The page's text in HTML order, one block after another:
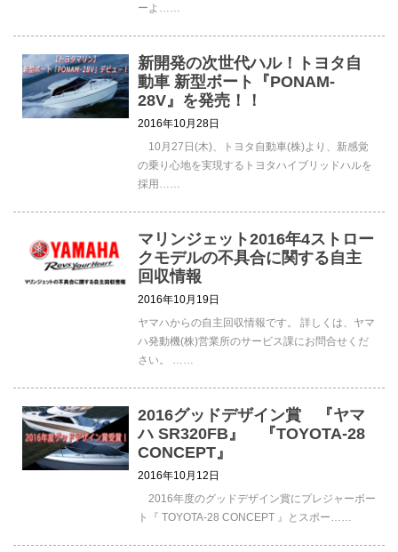
ーよ……
新開発の次世代ハル！トヨタ自
動車 新型ボート『PONAM-
28V』を発売！！
2016年10月28日
10月27日(木)、トヨタ自動車(株)より、新感覚
の乗り心地を実現するトヨタハイブリッドハルを
採用……
マリンジェット2016年4ストロー
クモデルの不具合に関する自主
回収情報
2016年10月19日
ヤマハからの自主回収情報です。 詳しくは、ヤマ
ハ発動機(株)営業所のサービス課にお問合せくだ
さい。 ……
2016グッドデザイン賞 『ヤマ
ハ SR320FB』 『TOYOTA-28
CONCEPT』
2016年10月12日
2016年度のグッドデザイン賞にプレジャーボー
ト『 TOYOTA-28 CONCEPT 』とスポー……